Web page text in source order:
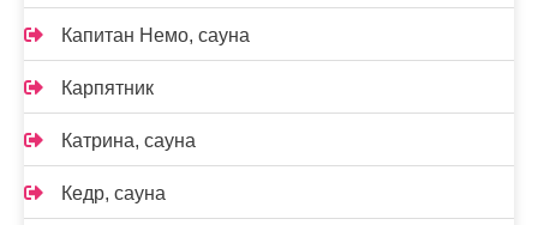
Капитан Немо, сауна
Карпятник
Катрина, сауна
Кедр, сауна